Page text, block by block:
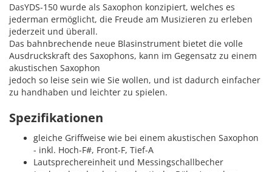
DasYDS-150 wurde als Saxophon konzipiert, welches es
jederman ermöglicht, die Freude am Musizieren zu erleben
jederzeit und überall.
Das bahnbrechende neue Blasinstrument bietet die volle
Ausdruckskraft des Saxophons, kann im Gegensatz zu einem
akustischen Saxophon
jedoch so leise sein wie Sie wollen, und ist dadurch einfacher
zu handhaben und leichter zu spielen.
Spezifikationen
gleiche Griffweise wie bei einem akustischen Saxophon
- inkl. Hoch-F#, Front-F, Tief-A
Lautsprechereinheit und Messingschallbecher